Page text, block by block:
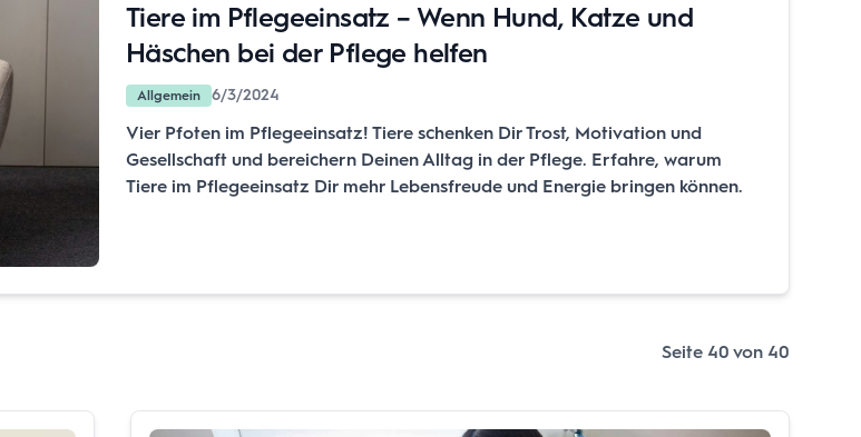
Tiere im Pflegeeinsatz – Wenn Hund, Katze und
Häschen bei der Pflege helfen
Allgemein 6/3/2024
Vier Pfoten im Pflegeeinsatz! Tiere schenken Dir Trost, Motivation und
Gesellschaft und bereichern Deinen Alltag in der Pflege. Erfahre, warum
Tiere im Pflegeeinsatz Dir mehr Lebensfreude und Energie bringen können.
Seite 40 von 40